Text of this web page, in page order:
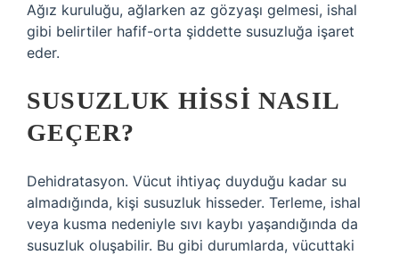
Ağız kuruluğu, ağlarken az gözyaşı gelmesi, ishal
gibi belirtiler hafif-orta şiddette susuzluğa işaret
eder.
SUSUZLUK HISSI NASIL
GEÇER?
Dehidratasyon. Vücut ihtiyaç duyduğu kadar su
almadığında, kişi susuzluk hisseder. Terleme, ishal
veya kusma nedeniyle sıvı kaybı yaşandığında da
susuzluk oluşabilir. Bu gibi durumlarda, vücuttaki